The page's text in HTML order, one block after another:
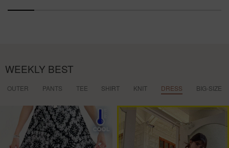
WEEKLY BEST
OUTER PANTS TEE SHIRT KNIT DRESS BIG-SIZE